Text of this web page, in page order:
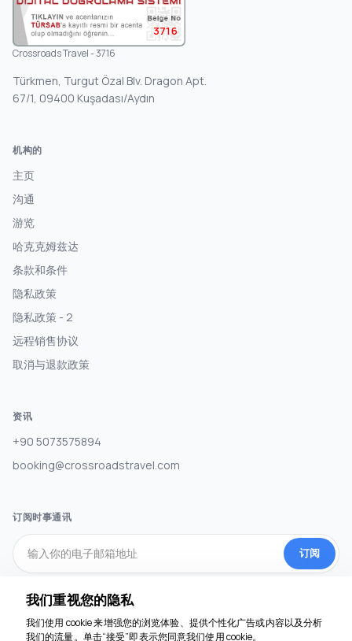
3716
Crossroads Travel - 3716
Türkmen, Turgut Özal Blv. Dragon Apt.
67/1, 09400 Kuşadası/Aydın
机构的
主页
沟通
游览
哈克克姆兹达
条款和条件
隐私政策
隐私政策 - 2
远程销售协议
取消与退款政策
资讯
+90 5073575894
booking@crossroadstravel.com
订阅时事通讯
订阅
社交媒体
我们重视您的隐私
我们使用 cookie 来增强您的浏览体验、提供个性化广告或内容以及分析
我们的流量。单击“接受”即表示您同意我们使用 cookie。